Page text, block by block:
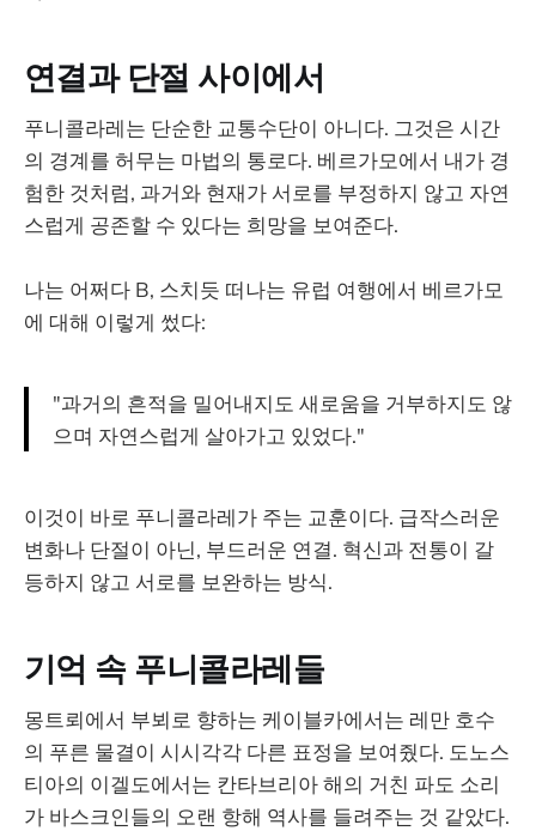
연결과 단절 사이에서
푸니콜라레는 단순한 교통수단이 아니다. 그것은 시간
의 경계를 허무는 마법의 통로다. 베르가모에서 내가 경
험한 것처럼, 과거와 현재가 서로를 부정하지 않고 자연
스럽게 공존할 수 있다는 희망을 보여준다.
나는 어쩌다 B, 스치듯 떠나는 유럽 여행에서 베르가모
에 대해 이렇게 썼다:
"과거의 흔적을 밀어내지도 새로움을 거부하지도 않
으며 자연스럽게 살아가고 있었다."
이것이 바로 푸니콜라레가 주는 교훈이다. 급작스러운
변화나 단절이 아닌, 부드러운 연결. 혁신과 전통이 갈
등하지 않고 서로를 보완하는 방식.
기억 속 푸니콜라레들
몽트뢰에서 부뵈로 향하는 케이블카에서는 레만 호수
의 푸른 물결이 시시각각 다른 표정을 보여줬다. 도노스
티아의 이겔도에서는 칸타브리아 해의 거친 파도 소리
가 바스크인들의 오랜 항해 역사를 들려주는 것 같았다.